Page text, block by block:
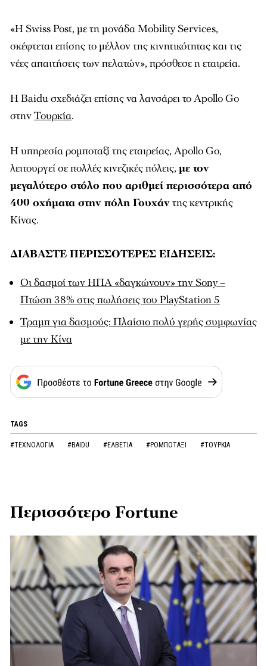
«Η Swiss Post, με τη μονάδα Mobility Services,
σκέφτεται επίσης το μέλλον της κινητικότητας και τις
νέες απαιτήσεις των πελατών», πρόσθεσε η εταιρεία.
Η Baidu σχεδιάζει επίσης να λανσάρει το Apollo Go
στηνΤουρκία.
Η υπηρεσία ρομποταξί της εταιρείας, Apollo Go,
λειτουργεί σε πολλές κινεζικές πόλεις, με τον
μεγαλύτερο στόλο που αριθμεί περισσότερα από
400 οχήματα στην πόλη Γουχάντης κεντρικής
Κίνας.
ΔΙΑΒΑΣΤΕ ΠΕΡΙΣΣΟΤΕΡΕΣ ΕΙΔΗΣΕΙΣ:
Οι δασμοί των ΗΠΑ «δαγκώνουν» την Sony –
Πτώση 38% στις πωλήσεις του PlayStation 5
Τραμπ για δασμούς: Πλαίσιο πολύ γερής συμφωνίας
με την Κίνα
TAGS
#ΤΕΧΝΟΛΟΓΙΑ #BAIDU #ΕΛΒΕΤΙΑ #ΡΟΜΠΟΤΑΞΙ #ΤΟΥΡΚΙΑ
Περισσότερο Fortune